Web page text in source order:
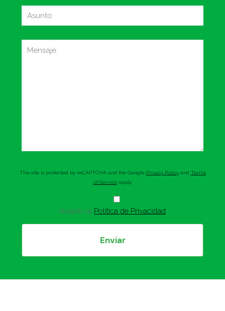
This site is protected by reCAPTCHA and the Google Privacy Policyand Terms
of Serviceapply.
Acepto la Política de Privacidad